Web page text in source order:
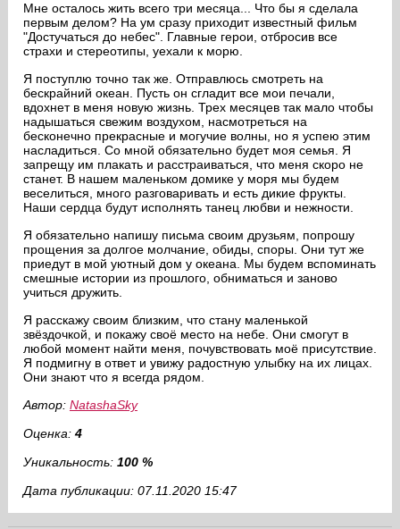
пользователей
Мне осталось жить всего три месяца... Что бы я сделала
первым делом? На ум сразу приходит известный фильм
"Достучаться до небес". Главные герои, отбросив все
страхи и стереотипы, уехали к морю.
Я поступлю точно так же. Отправлюсь смотреть на
бескрайний океан. Пусть он сгладит все мои печали,
вдохнет в меня новую жизнь. Трех месяцев так мало чтобы
надышаться свежим воздухом, насмотреться на
бесконечно прекрасные и могучие волны, но я успею этим
насладиться. Со мной обязательно будет моя семья. Я
запрещу им плакать и расстраиваться, что меня скоро не
станет. В нашем маленьком домике у моря мы будем
веселиться, много разговаривать и есть дикие фрукты.
Наши сердца будут исполнять танец любви и нежности.
Я обязательно напишу письма своим друзьям, попрошу
прощения за долгое молчание, обиды, споры. Они тут же
приедут в мой уютный дом у океана. Мы будем вспоминать
смешные истории из прошлого, обниматься и заново
учиться дружить.
Я расскажу своим близким, что стану маленькой
звёздочкой, и покажу своё место на небе. Они смогут в
любой момент найти меня, почувствовать моё присутствие.
Я подмигну в ответ и увижу радостную улыбку на их лицах.
Они знают что я всегда рядом.
Автор: NatashaSky
Оценка: 4
Уникальность: 100 %
Дата публикации: 07.11.2020 15:47